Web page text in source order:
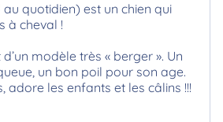
au quotidien) est un chien qui
à cheval !
modèle très « berger ». Un
un bon poil pour son age.
adore les enfants et les câlins !!!